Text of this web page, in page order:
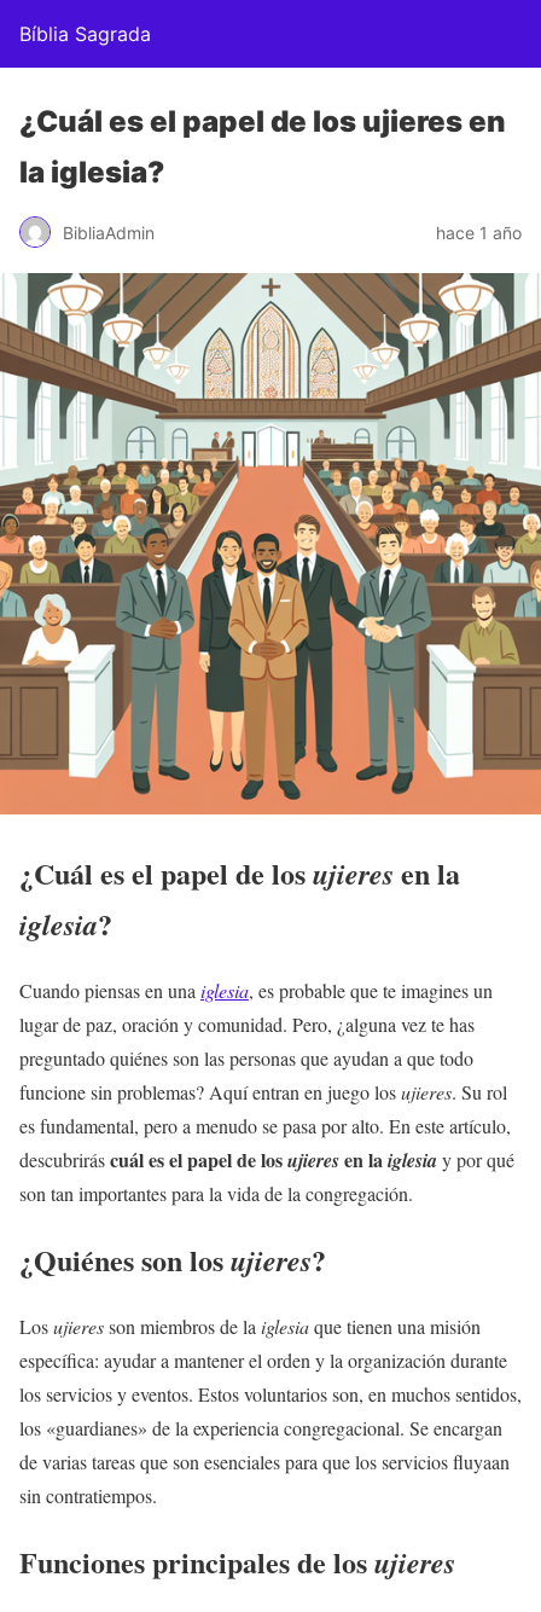
Bíblia Sagrada
¿Cuál es el papel de los ujieres en
la iglesia?
BibliaAdmin hace 1 año
¿Cuál es el papel de losujieres en la
iglesia?
Cuando piensas en una iglesia, es probable que te imagines un
lugar de paz, oración y comunidad. Pero, ¿alguna vez te has
preguntado quiénes son las personas que ayudan a que todo
funcione sin problemas? Aquí entran en juego losujieres. Su rol
es fundamental, pero a menudo se pasa por alto. En este artículo,
descubriráscuál es el papel de losujieresen laiglesiay por qué
son tan importantes para la vida de la congregación.
¿Quiénes son losujieres?
Losujieresson miembros de la iglesiaque tienen una misión
específica: ayudar a mantener el orden y la organización durante
los servicios y eventos. Estos voluntarios son, en muchos sentidos,
los «guardianes» de la experiencia congregacional. Se encargan
de varias tareas que son esenciales para que los servicios fluyaan
sin contratiempos.
Funciones principales de losujieres